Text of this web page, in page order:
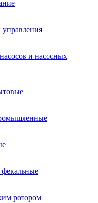
и насосных
ротором